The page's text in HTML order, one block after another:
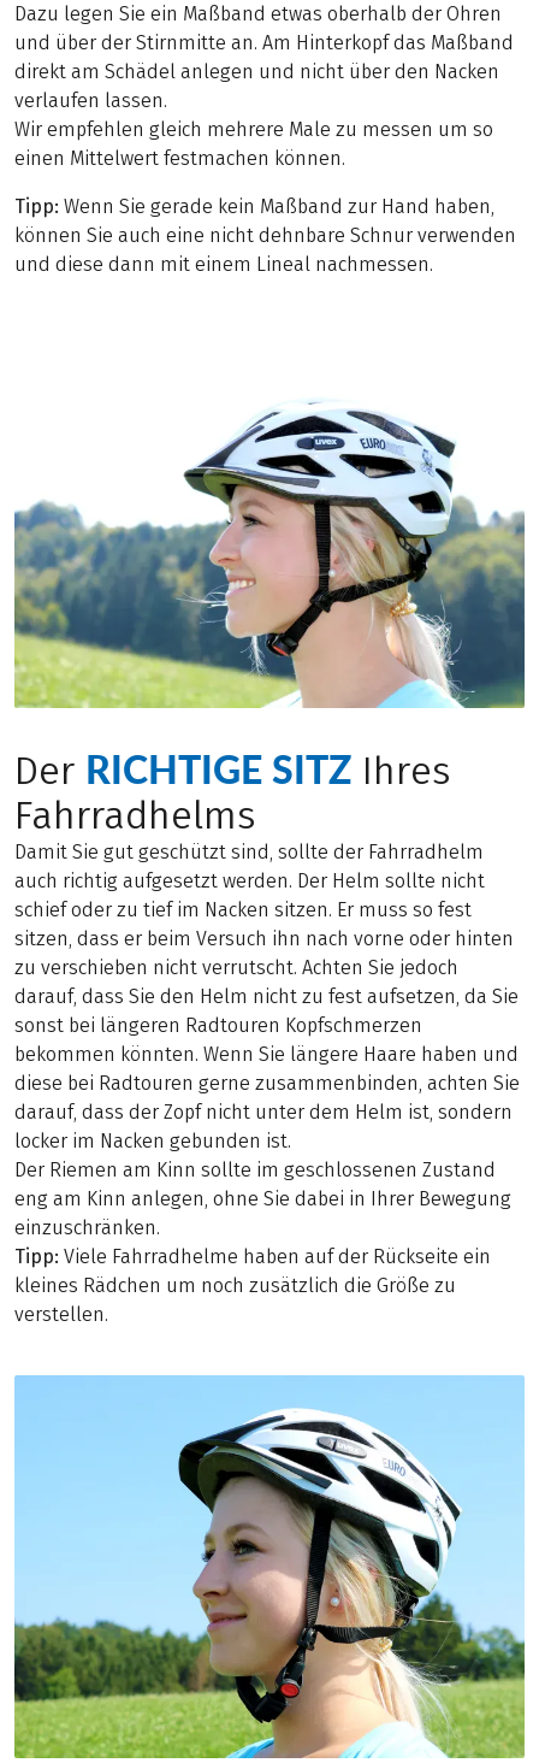
Dazu legen Sie ein Maßband etwas oberhalb der Ohren
und über der Stirnmitte an. Am Hinterkopf das Maßband
direkt am Schädel anlegen und nicht über den Nacken
verlaufen lassen.
Wir empfehlen gleich mehrere Male zu messen um so
einen Mittelwert festmachen können.
Tipp: Wenn Sie gerade kein Maßband zur Hand haben,
können Sie auch eine nicht dehnbare Schnur verwenden
und diese dann mit einem Lineal nachmessen.
Der RICHTIGE SITZ Ihres
Fahrradhelms
Damit Sie gut geschützt sind, sollte der Fahrradhelm
auch richtig aufgesetzt werden. Der Helm sollte nicht
schief oder zu tief im Nacken sitzen. Er muss so fest
sitzen, dass er beim Versuch ihn nach vorne oder hinten
zu verschieben nicht verrutscht. Achten Sie jedoch
darauf, dass Sie den Helm nicht zu fest aufsetzen, da Sie
sonst bei längeren Radtouren Kopfschmerzen
bekommen könnten. Wenn Sie längere Haare haben und
diese bei Radtouren gerne zusammenbinden, achten Sie
darauf, dass der Zopf nicht unter dem Helm ist, sondern
locker im Nacken gebunden ist.
Der Riemen am Kinn sollte im geschlossenen Zustand
eng am Kinn anlegen, ohne Sie dabei in Ihrer Bewegung
einzuschränken.
Tipp: Viele Fahrradhelme haben auf der Rückseite ein
kleines Rädchen um noch zusätzlich die Größe zu
verstellen.